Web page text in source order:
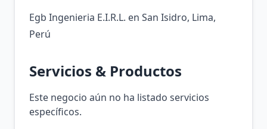
Egb Ingenieria E.I.R.L. en San Isidro, Lima,
Perú
Servicios & Productos
Este negocio aún no ha listado servicios
específicos.